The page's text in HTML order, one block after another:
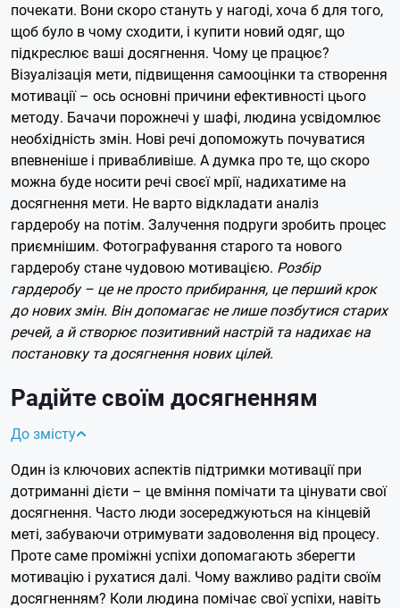
почекати. Вони скоро стануть у нагоді, хоча б для того,
щоб було в чому сходити, і купити новий одяг, що
підкреслює ваші досягнення. Чому це працює?
Візуалізація мети, підвищення самооцінки та створення
мотивації – ось основні причини ефективності цього
методу. Бачачи порожнечі у шафі, людина усвідомлює
необхідність змін. Нові речі допоможуть почуватися
впевненіше і привабливіше. А думка про те, що скоро
можна буде носити речі своєї мрії, надихатиме на
досягнення мети. Не варто відкладати аналіз
гардеробу на потім. Залучення подруги зробить процес
приємнішим. Фотографування старого та нового
гардеробу стане чудовою мотивацією. Розбір
гардеробу – це не просто прибирання, це перший крок
до нових змін. Він допомагає не лише позбутися старих
речей, а й створює позитивний настрій та надихає на
постановку та досягнення нових цілей.
Радійте своїм досягненням
До змісту
Один із ключових аспектів підтримки мотивації при
дотриманні дієти – це вміння помічати та цінувати свої
досягнення. Часто люди зосереджуються на кінцевій
меті, забуваючи отримувати задоволення від процесу.
Проте саме проміжні успіхи допомагають зберегти
мотивацію і рухатися далі. Чому важливо радіти своїм
досягненням? Коли людина помічає свої успіхи, навіть